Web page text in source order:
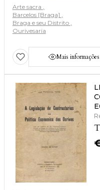
Arte sacra
Barcelos [Braga]
Braga e seu Distrito
Ourivesaria
Mais informações